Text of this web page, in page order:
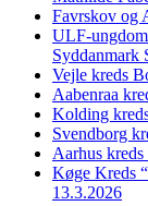
Favrskov og
ULF-
Syddanmark
Vejle kreds
Aabenraa
Kolding
Svendborg
Aarhus
Køge Kreds
13.3.2026